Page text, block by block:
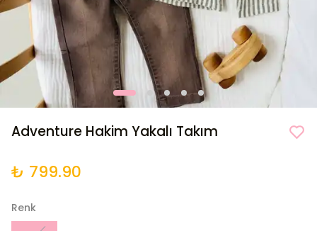
Adventure Hakim Yakalı Takım
₺ 799.90
Renk